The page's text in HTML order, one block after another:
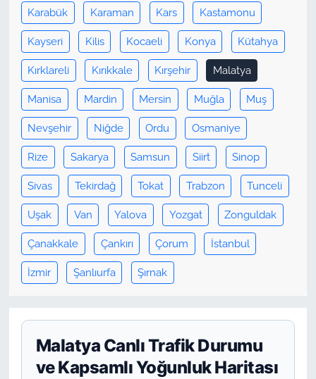
Karabük Karaman Kars Kastamonu
Kayseri Kilis Kocaeli Konya Kütahya
Kırklareli Kırıkkale Kırşehir Malatya
Manisa Mardin Mersin Muğla Muş
Nevşehir Niğde Ordu Osmaniye
Rize Sakarya Samsun Siirt Sinop
Sivas Tekirdağ Tokat Trabzon Tunceli
Uşak Van Yalova Yozgat Zonguldak
Çanakkale Çankırı Çorum İstanbul
İzmir Şanlıurfa Şırnak
Malatya Canlı Trafik Durumu
ve Kapsamlı Yoğunluk Haritası